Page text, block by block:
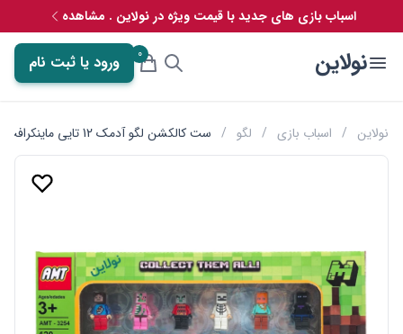
اسباب بازی های جدید با قیمت ویژه در نولاین . مشاهده
نولاین 0 ورود یا ثبت نام
نولاین / اسباب بازی / لگو / ست کالکشن لگو آدمک 12 تایی ماینکرافت به همراه سلاح آوا AMT 3254